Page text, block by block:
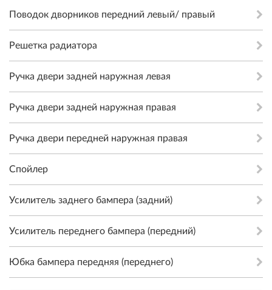
Поводок дворников передний левый/ правый
Решетка радиатора
Ручка двери задней наружная левая
Ручка двери задней наружная правая
Ручка двери передней наружная правая
Спойлер
Усилитель заднего бампера (задний)
Усилитель переднего бампера (передний)
Юбка бампера передняя (переднего)